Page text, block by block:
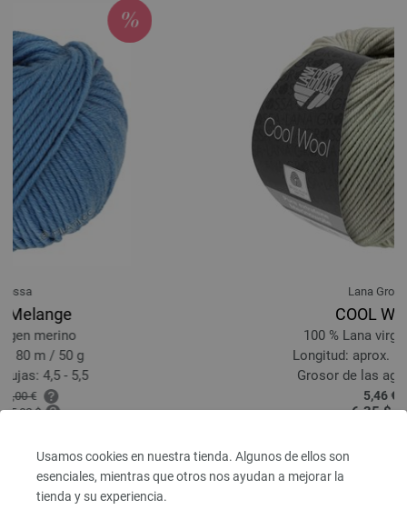
Usamos cookies en nuestra tienda. Algunos de ellos son
esenciales, mientras que otros nos ayudan a mejorar la
tienda y su experiencia.
100 % Lana virgen merino
Longitud: aprox. 160 m / 50 g
Grosor de las agujas: 3 - 3,5
6,35 $
prev next